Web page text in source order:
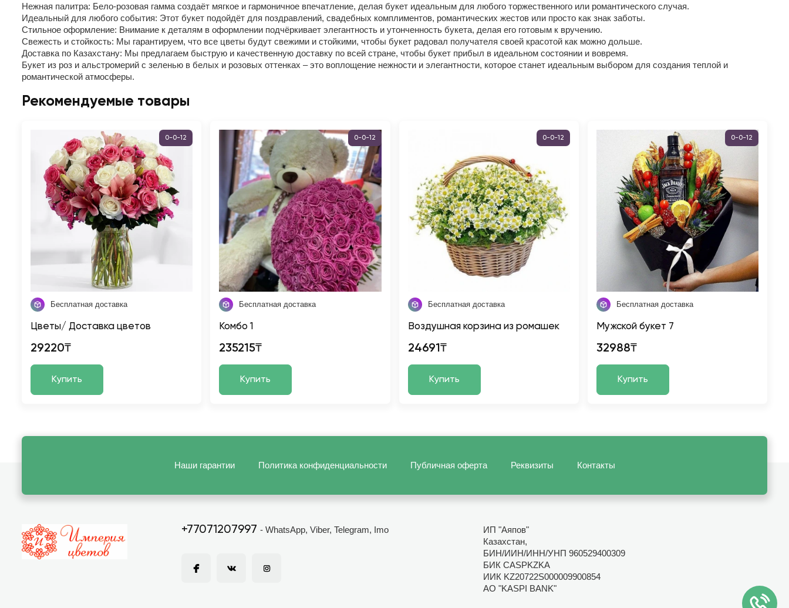
Нежная палитра: Бело-розовая гамма создаёт мягкое и гармоничное впечатление, делая букет идеальным для любого торжественного или романтического случая.
Идеальный для любого события: Этот букет подойдёт для поздравлений, свадебных комплиментов, романтических жестов или просто как знак заботы.
Стильное оформление: Внимание к деталям в оформлении подчёркивает элегантность и утонченность букета, делая его готовым к вручению.
Свежесть и стойкость: Мы гарантируем, что все цветы будут свежими и стойкими, чтобы букет радовал получателя своей красотой как можно дольше.
Доставка по Казахстану: Мы предлагаем быструю и качественную доставку по всей стране, чтобы букет прибыл в идеальном состоянии и вовремя.
Букет из роз и альстромерий с зеленью в белых и розовых оттенках – это воплощение нежности и элегантности, которое станет идеальным выбором для создания теплой и
романтической атмосферы.
Рекомендуемые товары
0-0-12
Бесплатная доставка
Цветы/ Доставка цветов
29220₸
Купить
0-0-12
Бесплатная доставка
Koмбo 1
235215₸
Купить
0-0-12
Бесплатная доставка
Воздушная корзина из ромашек
24691₸
Купить
0-0-12
Бесплатная доставка
Мужской букет 7
32988₸
Купить
Наши гарантии Политика конфиденциальности Публичная оферта Реквизиты Контакты
+77071207997 - WhatsApp, Viber, Telegram, Imo
ИП "Аяпов"
Казахстан,
БИН/ИИН/ИНН/УНП 960529400309
БИК CASPKZKA
ИИК KZ20722S000009900854
АО "KASPI BANK"